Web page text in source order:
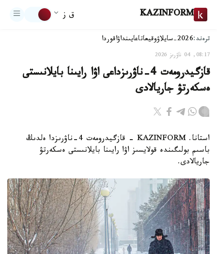
KAZINFORM ق ز
ترەند:2026-سايلاۋ وقيعاتاعايىنداۋاقوردا
08:17, 04 ناۋرىز 2026
قازگيدرومەت 4-ناۋرىزداعى اۋا رايىنا بايلانىستى
ەسكەرتۋ جاريالادى
استانا. KAZINFORM - قازگيدرومەت 4-ناۋرىزدا ەلدىڭ
باسىم بولىگىندە قولايسىز اۋا رايىنا بايلانىستى ەسكەرتۋ
جاريالادى.